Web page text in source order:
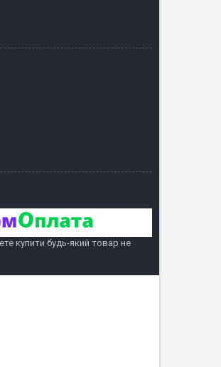
купити будь-який товар не